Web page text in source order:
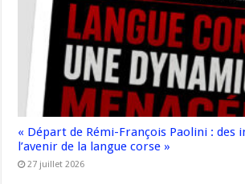
« Départ de Rémi-François Paolini : des
l’avenir de la langue corse »
27 juillet 2026